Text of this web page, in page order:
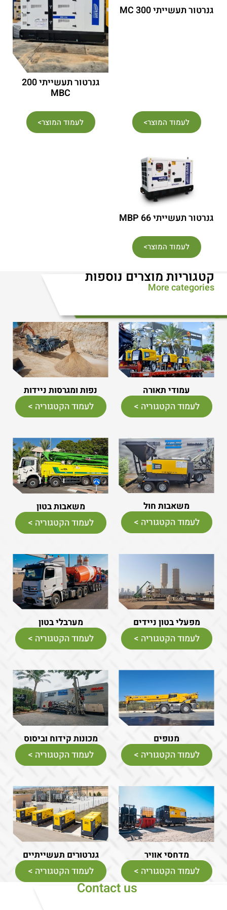
גנרטור תעשייתי MC 300
לעמוד המוצר>
גנרטור תעשייתי 200
MBC
לעמוד המוצר>
גנרטור תעשייתי 66 MBP
לעמוד המוצר>
קטגוריות מוצרים נוספות
More categories
עמודי תאורה
לעמוד הקטגוריה >
נפות ומגרסות ניידות
לעמוד הקטגוריה >
משאבות חול
לעמוד הקטגוריה >
משאבות בטון
לעמוד הקטגוריה >
מפעלי בטון ניידים
לעמוד הקטגוריה >
מערבלי בטון
לעמוד הקטגוריה >
מנופים
לעמוד הקטגוריה >
מכונות קידוח וביסוס
לעמוד הקטגוריה >
מדחסי אוויר
לעמוד הקטגוריה >
גנרטורים תעשייתיים
לעמוד הקטגוריה >
Contact us